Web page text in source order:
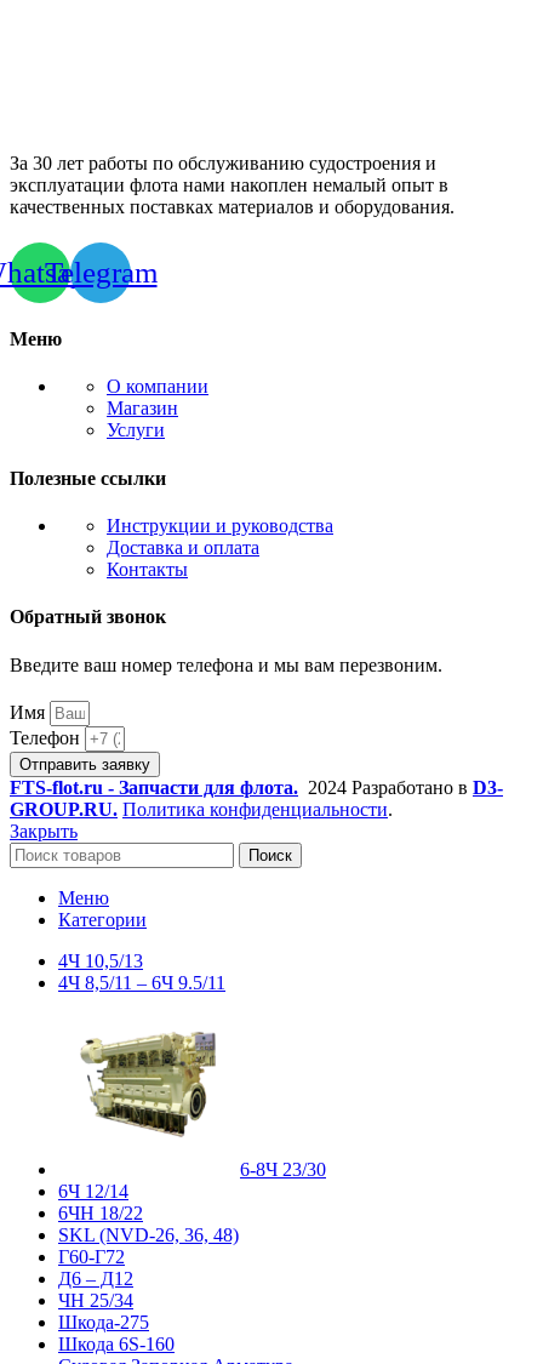
За 30 лет работы по обслуживанию судостроения и
эксплуатации флота нами накоплен немалый опыт в
качественных поставках материалов и оборудования.
Telegram
Меню
О компании
Магазин
Услуги
Полезные ссылки
Инструкции и руководства
Доставка и оплата
Контакты
Обратный звонок
Введите ваш номер телефона и мы вам перезвоним.
Имя
Телефон
Отправить заявку
FTS-flot.ru - Запчасти для флота. 2024 Разработано в D3-
GROUP.RU. Политика конфиденциальности.
Закрыть
Поиск
Меню
Категории
4Ч 10,5/13
4Ч 8,5/11 – 6Ч 9.5/11
6-8Ч 23/30
6Ч 12/14
6ЧН 18/22
SKL (NVD-26, 36, 48)
Г60-Г72
Д6 – Д12
ЧН 25/34
Шкода-275
Шкода 6S-160